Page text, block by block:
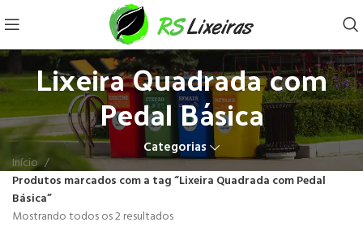
Lixeira Quadrada com
Pedal Básica
Categorias
Início
Produtos marcados com a tag “Lixeira Quadrada com Pedal
Básica”
Mostrando todos os 2 resultados